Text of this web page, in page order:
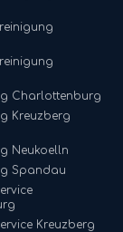
Charlottenburg
Kreuzberg
Neukoelln
Spandau
Kreuzberg